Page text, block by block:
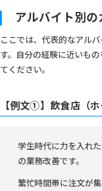
アルバイト別
ここでは、代表的なアル
す。自分の経験に近いも
てください。
【例文①】飲食店（
学生時代に力を入れ
の業務改善です。
繁忙時間帯に注文が